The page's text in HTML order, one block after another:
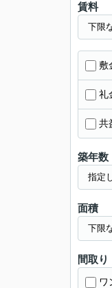
賃料
敷
礼
共
築年数
面積
間取り
ワ